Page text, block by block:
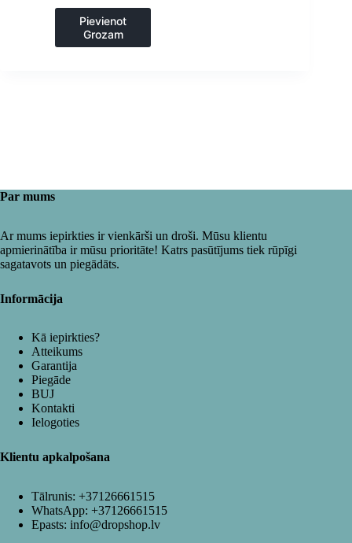
Pievienot
Grozam
Par mums
Ar mums iepirkties ir vienkārši un droši. Mūsu klientu
apmierinātība ir mūsu prioritāte! Katrs pasūtījums tiek rūpīgi
sagatavots un piegādāts.
Informācija
Kā iepirkties?
Atteikums
Garantija
Piegāde
BUJ
Kontakti
Ielogoties
Klientu apkalpošana
Tālrunis: +37126661515
WhatsApp: +37126661515
Epasts: info@dropshop.lv